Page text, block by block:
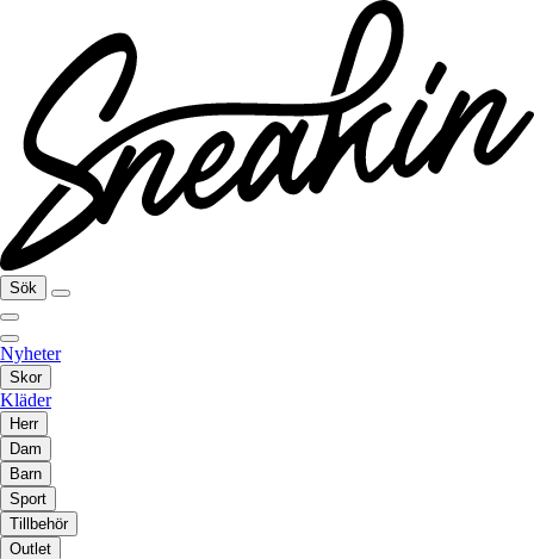
Sök
Nyheter
Skor
Kläder
Herr
Dam
Barn
Sport
Tillbehör
Outlet